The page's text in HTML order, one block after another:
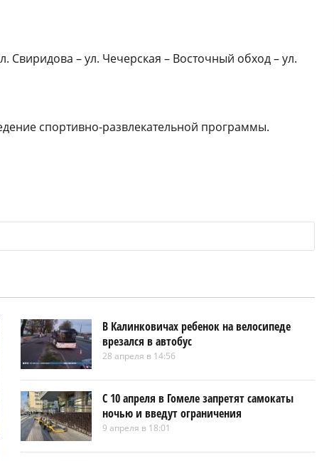
Свиридова – ул. Чечерская – Восточный обход – ул.
спортивно-развлекательной программы.
В Калинковичах ребенок на велосипеде
врезался в автобус
28 апреля в 14:56
С 10 апреля в Гомеле запретят самокаты
ночью и введут ограничения
9 апреля в 18:01